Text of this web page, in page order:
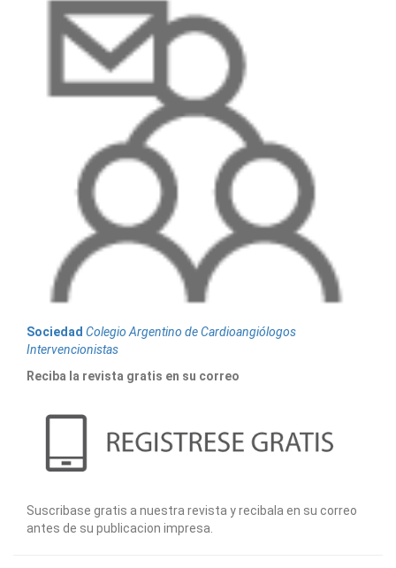
Sociedad Colegio Argentino de Cardioangiólogos
Intervencionistas
Reciba la revista gratis en su correo
Suscribase gratis a nuestra revista y recibala en su correo
antes de su publicacion impresa.